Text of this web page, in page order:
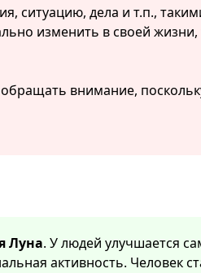
ситуацию, дела и т.п.,
изменить в своей жизни,
внимание,
Луна. У людей улучшается
активность. Человек